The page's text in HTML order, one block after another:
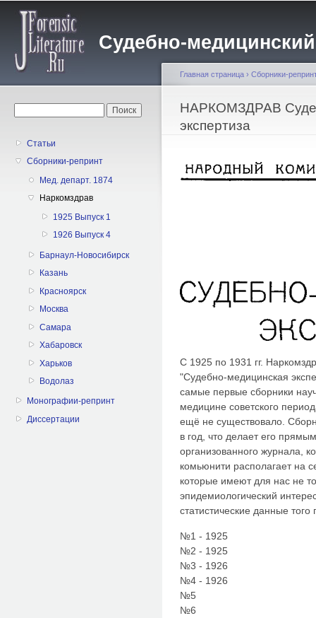
Судебно-
Статьи
Сборники-репринт
Мед. департ. 1874
Наркомздрав
1925 Выпуск 1
1926 Выпуск 4
Барнаул-Новосибирск
Казань
Красноярск
Москва
Самара
Хабаровск
Харьков
Водолаз
Монографии-репринт
Диссертации
Вы здесь
Главная страница › Сборники-
НАРКОМЗДРАВ
экспертиза
С 1925 по 1931 гг.
"Судебно-медицинская
самые первые сборники
медицине советского
ещё не существовало.
в год, что делает его
организованного журнала,
комьюнити располагает на
которые имеют для нас не
эпидемиологический
статистические данные того
№1 - 1925
№2 - 1925
№3 - 1926
№4 - 1926
№5
№6